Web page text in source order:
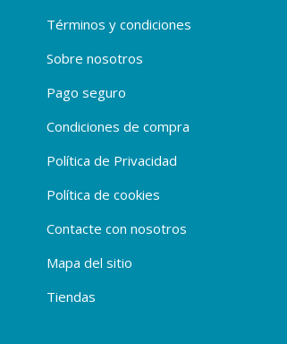
Términos y condiciones
Sobre nosotros
Pago seguro
Condiciones de compra
Política de Privacidad
Política de cookies
Contacte con nosotros
Mapa del sitio
Tiendas